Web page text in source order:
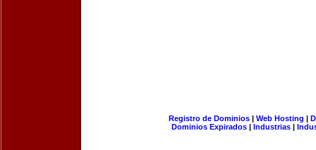
Registro de Dominios| Web Hosting |
Dominios Expirados | Industrias |